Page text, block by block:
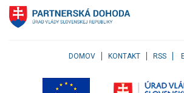
Klávesové
skratky
Skočiť
DOMOV KONTAKT RSS